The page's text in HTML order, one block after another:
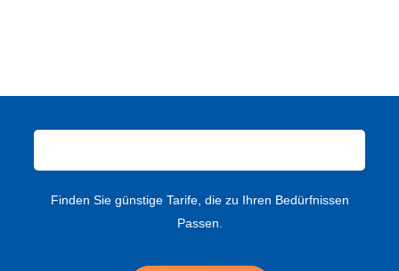
Finden Sie günstige Tarife, die zu Ihren Bedürfnissen
Passen.